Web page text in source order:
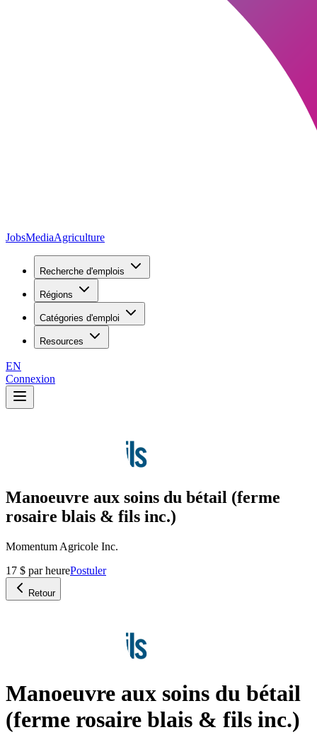
JobsMediaAgriculture
Recherche d'emplois
Régions
Catégories d'emploi
Resources
EN
Connexion
Manoeuvre aux soins du bétail (ferme
rosaire blais & fils inc.)
Momentum Agricole Inc.
17 $ par heurePostuler
Retour
Manoeuvre aux soins du bétail
(ferme rosaire blais & fils inc.)